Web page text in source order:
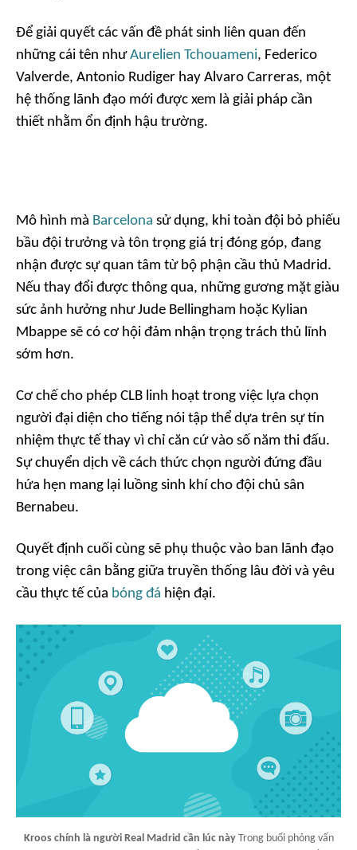
Để giải quyết các vấn đề phát sinh liên quan đến
những cái tên nhưAurelien Tchouameni, Federico
Valverde, Antonio Rudiger hay Alvaro Carreras, một
hệ thống lãnh đạo mới được xem là giải pháp cần
thiết nhằm ổn định hậu trường.
Mô hình mà Barcelona sử dụng, khi toàn đội bỏ phiếu
bầu đội trưởng và tôn trọng giá trị đóng góp, đang
nhận được sự quan tâm từ bộ phận cầu thủ Madrid.
Nếu thay đổi được thông qua, những gương mặt giàu
sức ảnh hưởng như Jude Bellingham hoặc Kylian
Mbappe sẽ có cơ hội đảm nhận trọng trách thủ lĩnh
sớm hơn.
Cơ chế cho phép CLB linh hoạt trong việc lựa chọn
người đại diện cho tiếng nói tập thể dựa trên sự tín
nhiệm thực tế thay vì chỉ căn cứ vào số năm thi đấu.
Sự chuyển dịch về cách thức chọn người đứng đầu
hứa hẹn mang lại luồng sinh khí cho đội chủ sân
Bernabeu.
Quyết định cuối cùng sẽ phụ thuộc vào ban lãnh đạo
trong việc cân bằng giữa truyền thống lâu đời và yêu
cầu thực tế của bóng đá hiện đại.
Kroos chính là người Real Madrid cần lúc nàyTrong buổi phỏng vấn